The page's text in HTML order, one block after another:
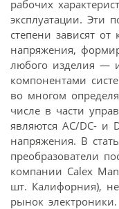
рабочих
эксплуатации. Эти
степени зависят от
напряжения,
любого изделия —
компонентами
во многом
числе в части
являются AC/DC- и
напряжения. В
преобразователи
компании Calex
шт. Калифорния),
рынок электроники.